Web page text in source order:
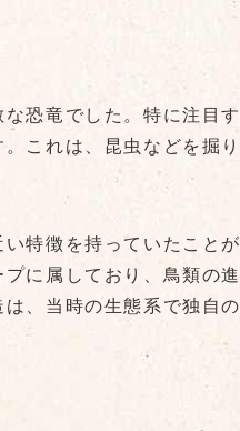
恐竜でした。特に注目す
これは、昆虫などを掘り
特徴を持っていたことが
に属しており、鳥類の進
、当時の生態系で独自の